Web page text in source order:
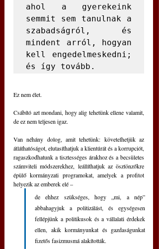
ahol a gyerekeink
semmit sem tanulnak a
szabadságról, és
mindent arról, hogyan
kell engedelmeskedni;
és így tovább.
Ez nem élet.
Csábító azt mondani, hogy alig tehetünk ellene valamit,
de ez nem teljesen igaz.
Van néhány dolog, amit tehetünk: követelhetjük az
átláthatóságot, elutasíthatjuk a klientúrát és a korrupciót,
ragaszkodhatunk a tisztességes árakhoz és a becsületes
számviteli módszerekhez, leállíthatjuk az ösztönzőkre
épülő kormányzati programokat, amelyek a profitot
helyezik az emberek elé –
de ehhez szükséges, hogy „mi, a nép”
abbahagyjuk a politizálást, és egységesen
fellépjünk a politikusok és a vállalati érdekek
ellen, akik kormányunkat és gazdaságunkat
fizetős fasizmusmá alakították.